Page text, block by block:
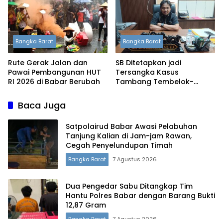
Bangka Barat
Rute Gerak Jalan dan
Pawai Pembangunan HUT
RI 2026 di Babar Berubah
Bangka Barat
SB Ditetapkan jadi
Tersangka Kasus
Tambang Tembelok-
Baca Juga
Satpolairud Babar Awasi Pelabuhan
Tanjung Kalian di Jam-jam Rawan,
Cegah Penyelundupan Timah
Bangka Barat 7 Agustus 2026
Dua Pengedar Sabu Ditangkap Tim
Hantu Polres Babar dengan Barang Bukti
12,87 Gram